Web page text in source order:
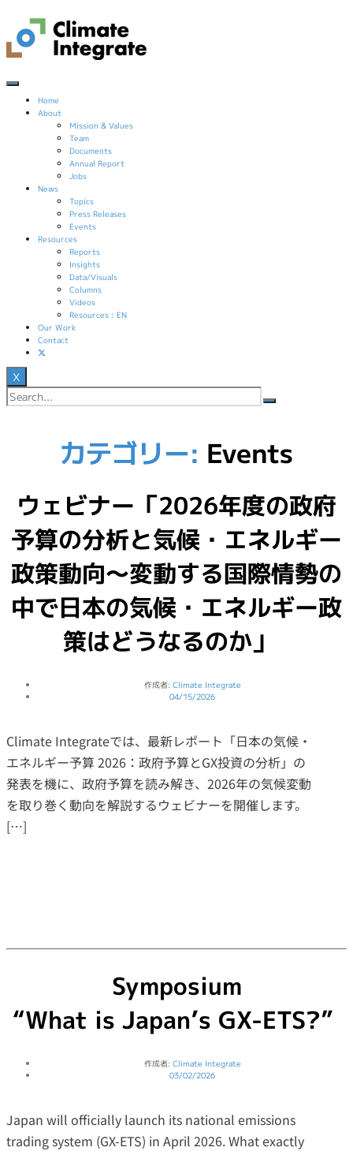
Home
About
Mission & Values
Team
Documents
Annual Report
Jobs
News
Topics
Press Releases
Events
Resources
Reports
Insights
Data/Visuals
Columns
Videos
Resources : EN
Our Work
Contact
X
カテゴリー: Events
ウェビナー「2026年度の政府
予算の分析と気候・エネルギー
政策動向〜変動する国際情勢の
中で日本の気候・エネルギー政
策はどうなるのか」
作成者: Climate Integrate
04/15/2026
Climate Integrateでは、最新レポート「日本の気候・
エネルギー予算 2026：政府予算とGX投資の分析」の
発表を機に、政府予算を読み解き、2026年の気候変動
を取り巻く動向を解説するウェビナーを開催します。
[…]
Symposium
“What is Japan’s GX-ETS?”
作成者: Climate Integrate
03/02/2026
Japan will officially launch its national emissions
trading system (GX-ETS) in April 2026. What exactly